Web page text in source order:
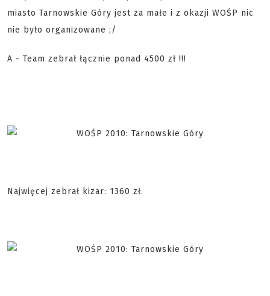
miasto Tarnowskie Góry jest za małe i z okazji WOŚP nic
nie było organizowane ;/
A - Team zebrał łącznie ponad 4500 zł !!!
Najwięcej zebrał kizar: 1360 zł.